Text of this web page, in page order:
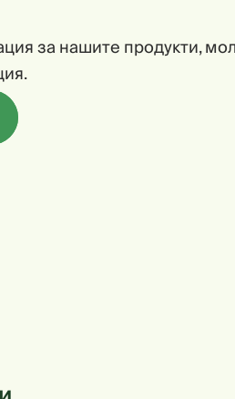
за нашите продукти,